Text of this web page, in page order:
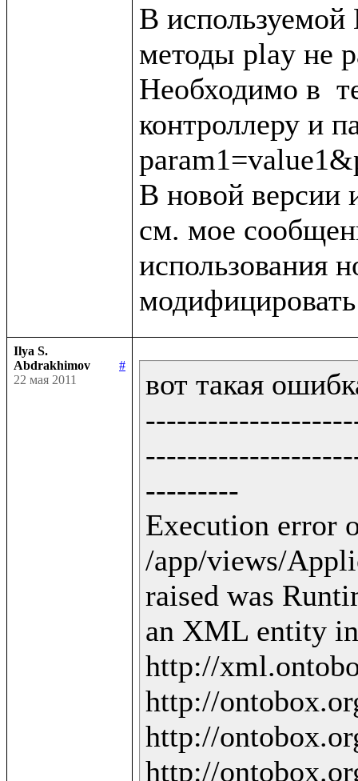
В
методы play не
Необходимо в
контроллеру и
В новой версии
см. мое
использования
Ilya S.
Abdrakhimov
#
22 мая 2011
вот такая
---------
Execution error
/app/views/
raised was
an XML entity
http://
http://
http://
http://